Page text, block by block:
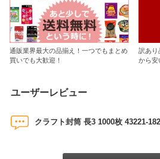
通販業界最大の品揃え！一つでもまとめ
買いでも大歓迎！
訳あり
から安
ユーザーレビュー
クラフト封筒 長3 1000枚 43221-